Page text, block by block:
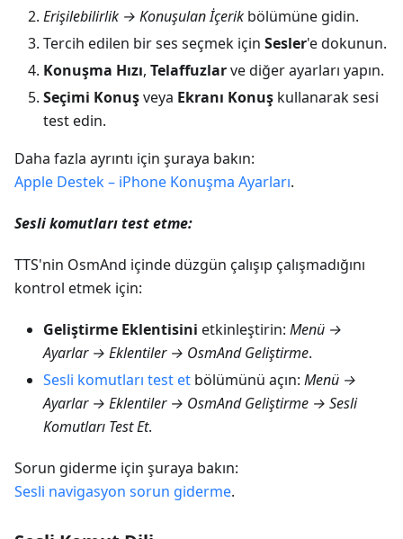
Erişilebilirlik → Konuşulan İçerik bölümüne gidin.
Tercih edilen bir ses seçmek için Sesler'e dokunun.
Konuşma Hızı, Telaffuzlarve diğer ayarları yapın.
Seçimi Konuşveya Ekranı Konuş kullanarak sesi
test edin.
Daha fazla ayrıntı için şuraya bakın:
Apple Destek – iPhone Konuşma Ayarları.
Sesli komutları test etme:
TTS'nin OsmAnd içinde düzgün çalışıp çalışmadığını
kontrol etmek için:
Geliştirme Eklentisini etkinleştirin: Menü →
Ayarlar → Eklentiler → OsmAnd Geliştirme.
Sesli komutları test et bölümünü açın: Menü →
Ayarlar → Eklentiler → OsmAnd Geliştirme → Sesli
Komutları Test Et.
Sorun giderme için şuraya bakın:
Sesli navigasyon sorun giderme.